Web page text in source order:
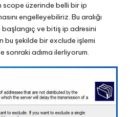
üzerinde belli bir ip
engelleyebiliriz. Bu aralığı
ve bitiş ip adresini
bu şekilde bir exclude işlemi
sonraki adıma ilerliyorum.